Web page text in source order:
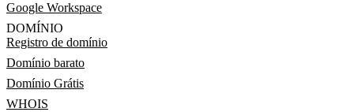
Google Workspace
DOMÍNIO
Registro de domínio
Domínio barato
Domínio Grátis
WHOIS